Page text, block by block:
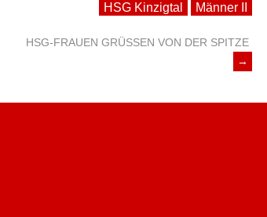
HSG Kinzigtal Männer II
HSG-FRAUEN GRÜSSEN VON DER SPITZE
→